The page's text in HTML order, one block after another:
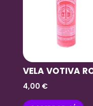
VELA VOTIVA
4,00 €